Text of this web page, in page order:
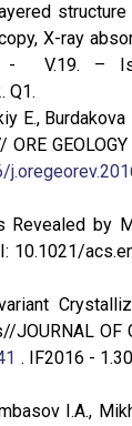
X-ray
- V.19. –
Q1.
E.,
GEOLOGY
by
10.1021/
OF
. IF2016 -
I.A.,